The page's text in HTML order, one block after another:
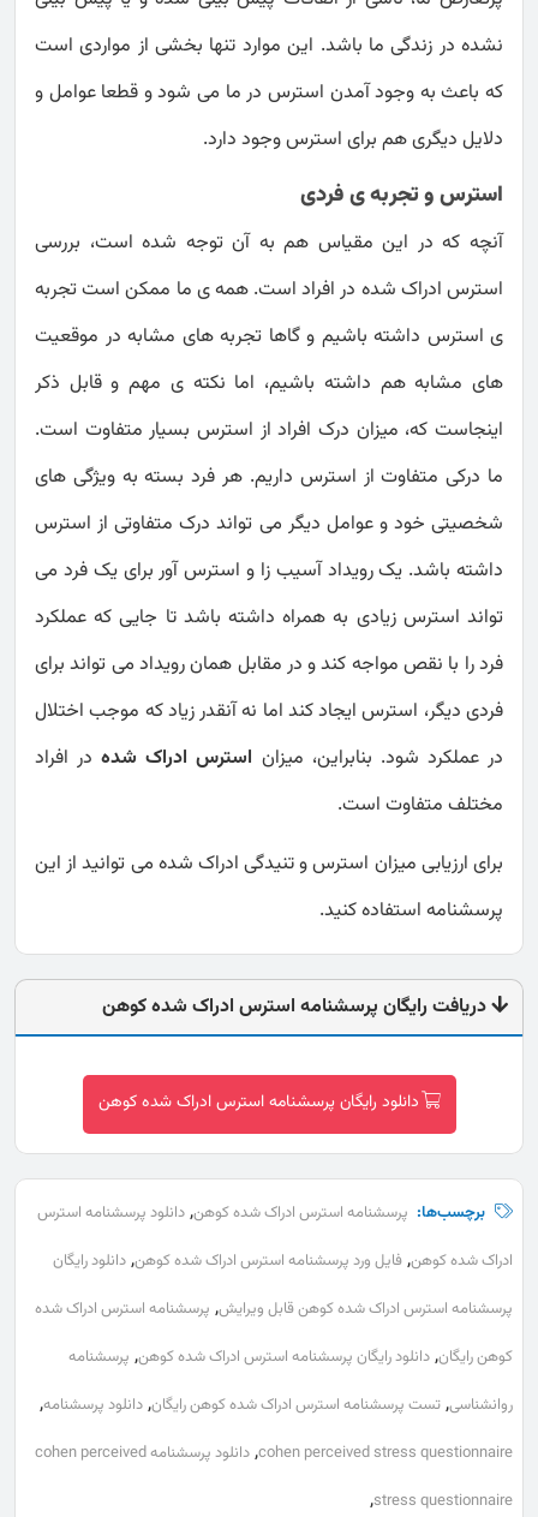
نشده در زندگی ما باشد. این موارد تنها بخشی از مواردی است
که باعث به وجود آمدن استرس در ما می شود و قطعا عوامل و
دلایل دیگری هم برای استرس وجود دارد.
استرس و تجربه ی فردی
آنچه که در این مقیاس هم به آن توجه شده است، بررسی
استرس ادراک شده در افراد است. همه ی ما ممکن است تجربه
ی استرس داشته باشیم و گاها تجربه های مشابه در موقعیت
های مشابه هم داشته باشیم، اما نکته ی مهم و قابل ذکر
اینجاست که، میزان درک افراد از استرس بسیار متفاوت است.
ما درکی متفاوت از استرس داریم. هر فرد بسته به ویژگی های
شخصیتی خود و عوامل دیگر می تواند درک متفاوتی از استرس
داشته باشد. یک رویداد آسیب زا و استرس آور برای یک فرد می
تواند استرس زیادی به همراه داشته باشد تا جایی که عملکرد
فرد را با نقص مواجه کند و در مقابل همان رویداد می تواند برای
فردی دیگر، استرس ایجاد کند اما نه آنقدر زیاد که موجب اختلال
در عملکرد شود. بنابراین، میزان استرس ادراک شدهدر افراد
مختلف متفاوت است.
برای ارزیابی میزان استرس و تنیدگی ادراک شده می توانید از این
پرسشنامه استفاده کنید.
دریافت رایگان پرسشنامه استرس ادراک شده کوهن
دانلود رایگان پرسشنامه استرس ادراک شده کوهن
برچسب‌ها: پرسشنامه استرس ادراک شده کوهن, دانلود پرسشنامه استرس
ادراک شده کوهن, فایل ورد پرسشنامه استرس ادراک شده کوهن, دانلود رایگان
پرسشنامه استرس ادراک شده کوهن قابل ویرایش, پرسشنامه استرس ادراک شده
کوهن رایگان, دانلود رایگان پرسشنامه استرس ادراک شده کوهن, پرسشنامه
روانشناسی, تست پرسشنامه استرس ادراک شده کوهن رایگان, دانلود پرسشنامه,
cohen perceived stress questionnaire
,
دانلود پرسشنامه cohen perceived
stress questionnaire
,